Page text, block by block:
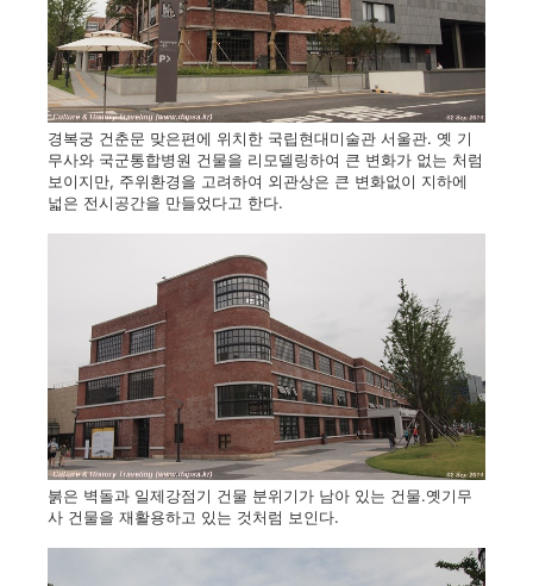
경복궁 건춘문 맞은편에 위치한 국립현대미술관 서울관. 옛 기
무사와 국군통합병원 건물을 리모델링하여 큰 변화가 없는 처럼
보이지만, 주위환경을 고려하여 외관상은 큰 변화없이 지하에
넓은 전시공간을 만들었다고 한다.
붉은 벽돌과 일제강점기 건물 분위기가 남아 있는 건물.옛기무
사 건물을 재활용하고 있는 것처럼 보인다.